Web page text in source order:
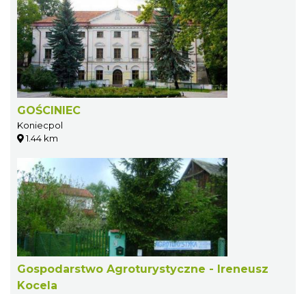
GOŚCINIEC
Koniecpol
1.44 km
Gospodarstwo Agroturystyczne - Ireneusz
Kocela